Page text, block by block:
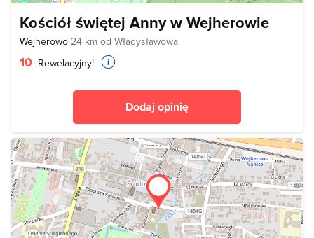
Kościół świętej Anny w Wejherowie
Wejherowo 24 km od Władysławowa
10 Rewelacyjny!
Dodaj opinię